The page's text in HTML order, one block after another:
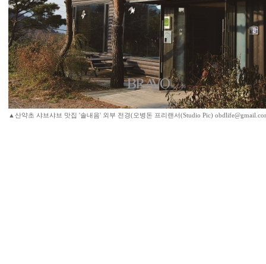
▲산약초 샤브샤브 맛집 '솔내음' 외부 전경(오병돈 프리랜서(Studio Pic)